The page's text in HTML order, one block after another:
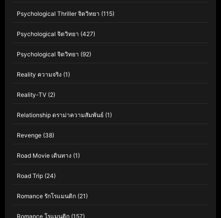
Psychological Thriller จิตวิทยา (115)
Psychological จิตวิทยา (427)
Psychological จิตวิทยา (92)
Reality ความจริง (1)
Reality-TV (2)
Relationship ดราม่าความสัมพันธ์ (1)
Revenge (38)
Road Movie เดินทาง (1)
Road Trip (24)
Romance รักโรแมนติก (21)
Romance โรแมนติก (157)